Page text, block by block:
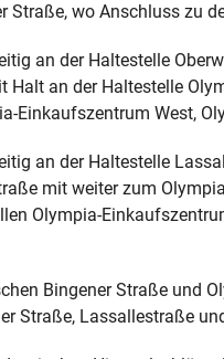
Straße, wo Anschluss zu
an der Haltestelle
Halt an der Haltestelle
Einkaufszentrum West,
an der Haltestelle
mit weiter zum
Olympia-
Bingener Straße und
Straße, Lassallestraße